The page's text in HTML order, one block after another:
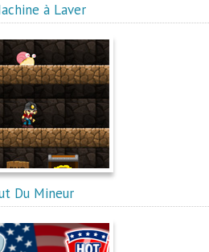
à Laver
Du Mineur